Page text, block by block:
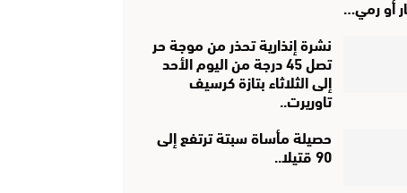
أو رمي…
نشرة إنذارية تحذر من موجة حر
تصل 45 درجة من اليوم الأحد
إلى الثلاثاء بتازة كرسيف
تاوريرت..
حصيلة مأساة سبتة ترتفع إلى
90 قتيلا..